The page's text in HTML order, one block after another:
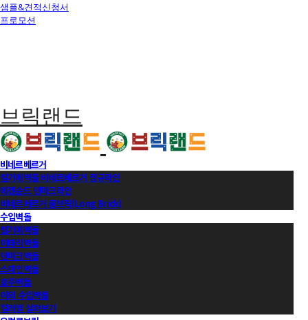
샘플&견적신청서
프로모션
브릭랜드
비네르베르거
벨기에벽돌 비네르베르거 정규라인
에겐순드 덴마크라인
비네르베르거 롱브릭(Long Brick)
수입벽돌
벨기에벽돌
이태리벽돌
덴마크벽돌
스페인벽돌
호주벽돌
이외 수입벽돌
컬러별 살펴보기